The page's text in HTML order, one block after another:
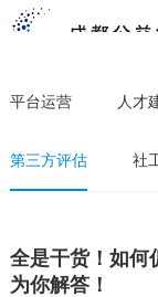
平台运营 人才
第三方评估 社
全是干货！如何
为你解答！